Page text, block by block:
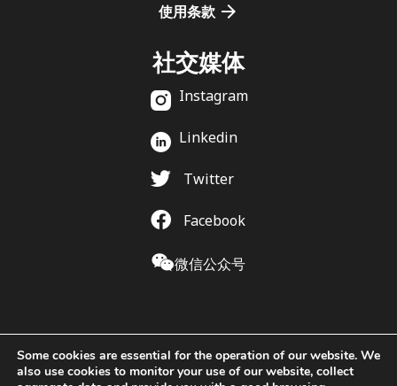
使用条款
社交媒体
Instagram
Linkedin
Twitter
Facebook
微信公众号
Some cookies are essential for the operation of our website. We
also use cookies to monitor your use of our website, collect